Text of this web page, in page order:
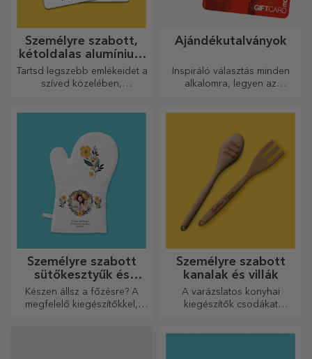
Személyre szabott,
kétoldalas alumínium
kártyák
Tartsd legszebb emlékeidet a
szíved közelében,
Ajándékutalványok
Inspiráló választás minden
alkalomra, legyen az
Személyre szabott
sütőkesztyűk és
konyhai kiegészítők
Készen állsz a főzésre? A
megfelelő kiegészítőkkel,
Személyre szabott
kanalak és villák
A varázslatos konyhai
kiegészítők csodákat